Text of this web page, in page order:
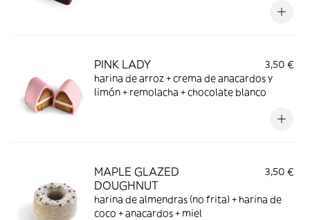
PINK LADY
3,50 €
harina de arroz + crema de anacardos y
limón + remolacha + chocolate blanco
MAPLE GLAZED
DOUGHNUT
3,50 €
harina de almendras (no frita) + harina de
coco + anacardos + miel